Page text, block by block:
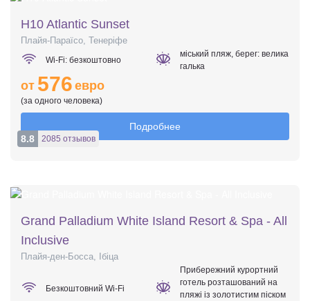
8.8 2085 отзывов
H10 Atlantic Sunset
Плайя-Параїсо, Тенеріфе
Wi-Fi: безкоштовно
міський пляж, берег: велика
галька
от 576 евро
(за одного человека)
Подробнее
Grand Palladium White Island Resort & Spa - All
Inclusive
Плайя-ден-Босса, Ібіца
Безкоштовний Wi-Fi
Прибережний курортний
готель розташований на
пляжі із золотистим піском